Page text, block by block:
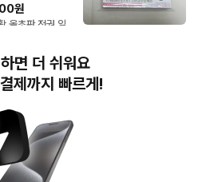
원
올초판 전권 일
문에~타락한 사연 5권(코
믹스초판,특별판,미개봉)
타 법적고지
당사자가 아닙니다. 전자상거래 등에서의
면 더 쉬워요
제까지 빠르게!